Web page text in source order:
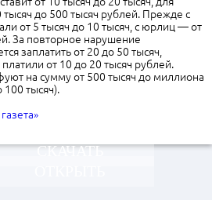
до 500 тысяч рублей. Прежде с
от 5 тысяч до 10 тысяч, с юрлиц — от
За повторное нарушение
заплатить от 20 до 50 тысяч,
от 10 до 20 тысяч рублей.
на сумму от 500 тысяч до миллиона
тысяч).
СКАЧАТЬ